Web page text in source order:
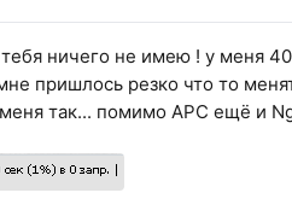
ничего не имею ! у меня
пришлось резко что то
так... помимо APC ещё и